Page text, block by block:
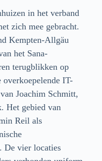
in het verband
zich mee gebracht.
Kempten-Allgäu
het Sana-
terugblikken op
IT-
Joachim Schmitt,
Het gebied van
Reil als
De vier locaties